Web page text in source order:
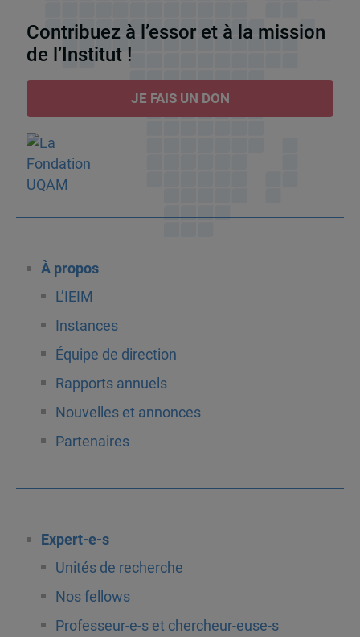
Contribuez à l’essor et à la mission
de l’Institut !
JE FAIS UN DON
À propos
L’IEIM
Instances
Équipe de direction
Rapports annuels
Nouvelles et annonces
Partenaires
Expert-e-s
Unités de recherche
Nos fellows
Professeur-e-s et chercheur-euse-s